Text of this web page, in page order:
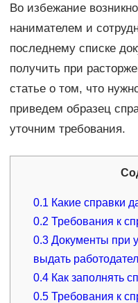
Во избежание
нанимателем и
последнему списке
получить при
статье о том, что
приведем образец
уточним требования.
0.1 Какие справки
0.2 Требования к
0.3 Документы при
выдать
0.4 Как заполнять
0.5 Требования к